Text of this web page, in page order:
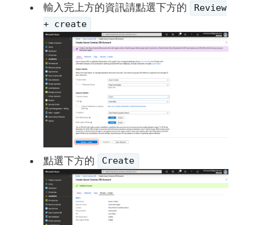
輸入完上方的資訊請點選下方的
Review
+ create
點選下方的 Create